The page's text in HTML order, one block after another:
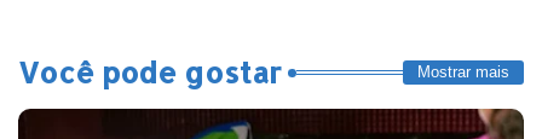
Você pode gostar Mostrar mais